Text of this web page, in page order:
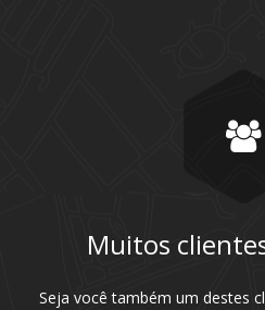
Muitos
Seja você também um destes